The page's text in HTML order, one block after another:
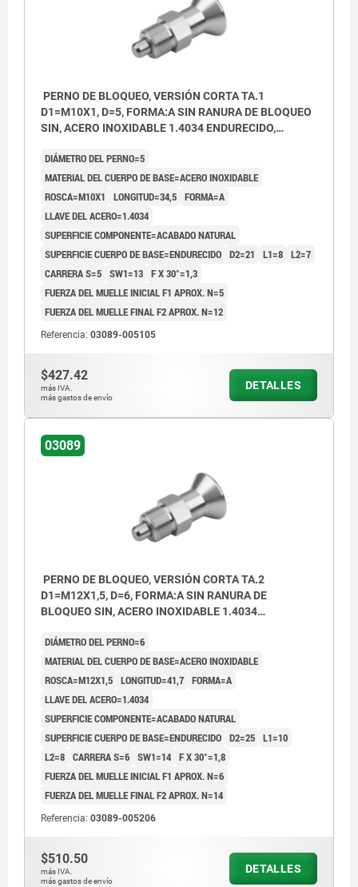
PERNO DE BLOQUEO, VERSIÓN CORTA TA.1
D1=M10X1, D=5, FORMA:A SIN RANURA DE BLOQUEO
SIN, ACERO INOXIDABLE 1.4034 ENDURECIDO,
NATURAL
DIÁMETRO DEL PERNO=5
MATERIAL DEL CUERPO DE BASE=ACERO INOXIDABLE
ROSCA=M10X1
LONGITUD=34,5 FORMA=A
LLAVE DEL ACERO=1.4034
SUPERFICIE COMPONENTE=ACABADO NATURAL
SUPERFICIE CUERPO DE BASE=ENDURECIDO D2=21 L1=8 L2=7
CARRERA S=5 SW1=13 F X 30°=1,3
FUERZA DEL MUELLE INICIAL F1 APROX. N=5
FUERZA DEL MUELLE FINAL F2 APROX. N=12
Referencia: 03089-005105
$427.42
más IVA.
más gastos de envío
DETALLES
03089
PERNO DE BLOQUEO, VERSIÓN CORTA TA.2
D1=M12X1,5, D=6, FORMA:A SIN RANURA DE
BLOQUEO SIN, ACERO INOXIDABLE 1.4034
ACABADO NATURAL
DIÁMETRO DEL PERNO=6
MATERIAL DEL CUERPO DE BASE=ACERO INOXIDABLE
ROSCA=M12X1,5 LONGITUD=41,7 FORMA=A
LLAVE DEL ACERO=1.4034
SUPERFICIE COMPONENTE=ACABADO NATURAL
SUPERFICIE CUERPO DE BASE=ENDURECIDO D2=25 L1=10
L2=8 CARRERA S=6 SW1=14 F X 30°=1,8
FUERZA DEL MUELLE INICIAL F1 APROX. N=6
FUERZA DEL MUELLE FINAL F2 APROX. N=14
Referencia: 03089-005206
$510.50
más IVA.
más gastos de envío
DETALLES